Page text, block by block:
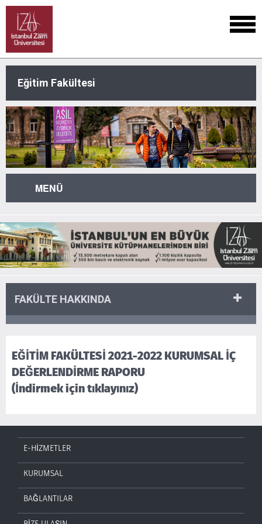
Eğitim Fakültesi
MENÜ
FAKÜLTE HAKKINDA
EĞİTİM FAKÜLTESİ 2021-2022 KURUMSAL İÇ
DEĞERLENDİRME RAPORU
(İndirmek için tıklayınız)
E-HİZMETLER
KURUMSAL
BAĞLANTILAR